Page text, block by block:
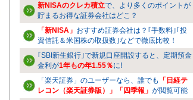
新NISAのクレカ積立で、より多くのポイントが
貯まるお得な証券会社はどこ？
「新NISA」 おすすめ証券会社は？｢手数料｣｢投
資信託＆米国株の取扱数｣などで徹底比較！
｢SBI新生銀行｣で新規口座開設すると、定期預金
金利が1年もの年1.55％に!
「楽天証券」のユーザーなら、誰でも
「日経テ
レコン（楽天証券版）」「四季報」 が閲覧可能